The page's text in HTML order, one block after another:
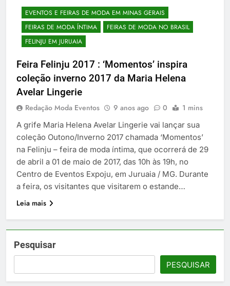
EVENTOS E FEIRAS DE MODA EM MINAS GERAIS
FEIRAS DE MODA ÍNTIMA
FEIRAS DE MODA NO BRASIL
FELINJU EM JURUAIA
Feira Felinju 2017 : ‘Momentos’ inspira
coleção inverno 2017 da Maria Helena
Avelar Lingerie
Redação Moda Eventos 9 anos ago 0 1 mins
A grife Maria Helena Avelar Lingerie vai lançar sua
coleção Outono/Inverno 2017 chamada ‘Momentos’
na Felinju – feira de moda íntima, que ocorrerá de 29
de abril a 01 de maio de 2017, das 10h às 19h, no
Centro de Eventos Expoju, em Juruaia / MG. Durante
a feira, os visitantes que visitarem o estande…
Leia mais
Pesquisar
PESQUISAR